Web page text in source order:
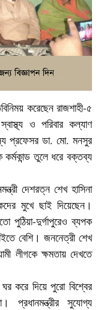
করেছেন রাজশাহী-৫
ও পরিবার কল্যাণ
প্রফেসর ডা. মো. মনসুর
তুলে ধরে বক্তব্য
দেশরত্ন শেখ হাসিনা
মুখে ছাই দিয়েছেন।
পুঠিয়া-দুর্গাপুরেও ব্যপক
বেশি। জননেত্রী শেখ
লীগকে ক্ষমতায় দেখতে
ঘর করে দিয়ে পুরো বিশ্বের
প্রধানমন্ত্রীর সুযোগ্য